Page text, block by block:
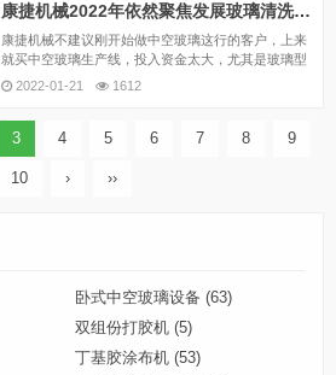
康捷机械2022年依然聚焦发展玻璃清洗机和丁基胶涂布机
康捷机械不建议刚开始做中空玻璃这行的客户，上来
就买中空玻璃生产线，投入资金太大，尤其是玻璃型
材，需要保留一定的现金流，用来抵抗风险的能力。
空玻璃生产...
2022-01-21 1612
3 4 5 6 7 8 9
10 › ››
卧式中空玻璃设备 (63)
双组份打胶机(5)
丁基胶涂布机(53)